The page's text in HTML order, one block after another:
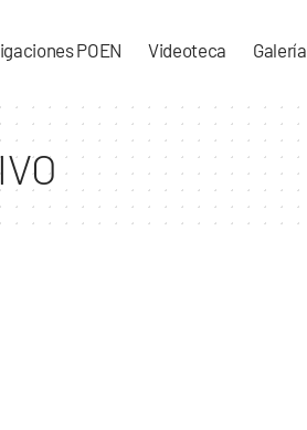
POEN Videoteca Galería